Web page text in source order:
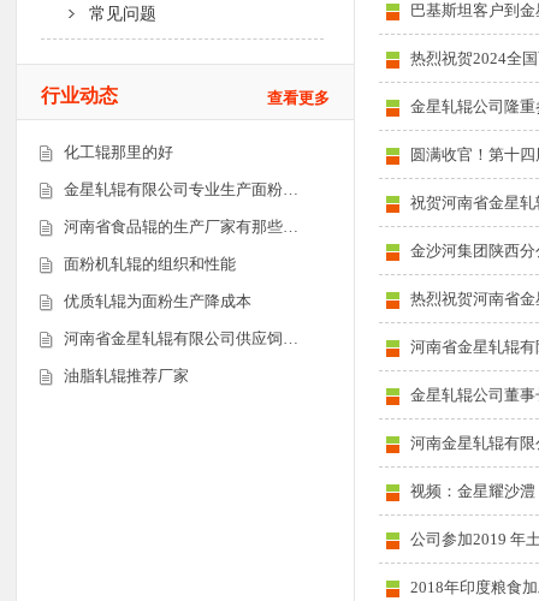
常见问题
行业动态 查看更多
化工辊那里的好
金星轧辊有限公司专业生产面粉…
河南省食品辊的生产厂家有那些…
面粉机轧辊的组织和性能
优质轧辊为面粉生产降成本
河南省金星轧辊有限公司供应饲…
油脂轧辊推荐厂家
巴基斯坦客户到
热烈祝贺2024全
金星轧辊公司隆
圆满收官！第十
祝贺河南省金星
金沙河集团陕西
热烈祝贺河南省
河南省金星轧辊
金星轧辊公司董
河南金星轧辊有
视频：金星耀沙澧
公司参加2019 年
2018年印度粮食